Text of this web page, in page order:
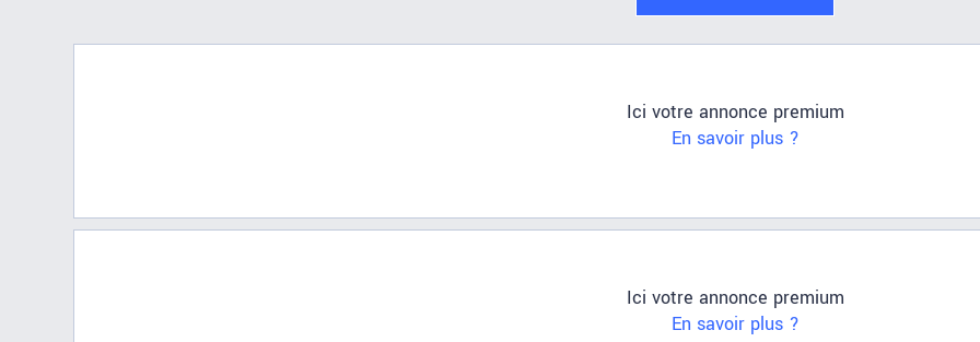
Ici votre annonce premium
En savoir plus ?
Ici votre annonce premium
En savoir plus ?